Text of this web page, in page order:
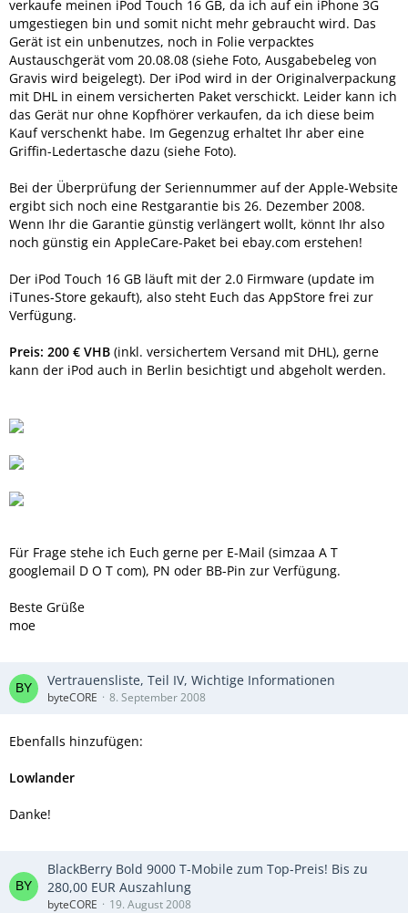
verkaufe meinen iPod Touch 16 GB, da ich auf ein iPhone 3G
umgestiegen bin und somit nicht mehr gebraucht wird. Das
Gerät ist ein unbenutzes, noch in Folie verpacktes
Austauschgerät vom 20.08.08 (siehe Foto, Ausgabebeleg von
Gravis wird beigelegt). Der iPod wird in der Originalverpackung
mit DHL in einem versicherten Paket verschickt. Leider kann ich
das Gerät nur ohne Kopfhörer verkaufen, da ich diese beim
Kauf verschenkt habe. Im Gegenzug erhaltet Ihr aber eine
Griffin-Ledertasche dazu (siehe Foto).
Bei der Überprüfung der Seriennummer auf der Apple-Website
ergibt sich noch eine Restgarantie bis 26. Dezember 2008.
Wenn Ihr die Garantie günstig verlängert wollt, könnt Ihr also
noch günstig ein AppleCare-Paket bei ebay.com erstehen!
Der iPod Touch 16 GB läuft mit der 2.0 Firmware (update im
iTunes-Store gekauft), also steht Euch das AppStore frei zur
Verfügung.
Preis: 200 € VHB (inkl. versichertem Versand mit DHL), gerne
kann der iPod auch in Berlin besichtigt und abgeholt werden.
Für Frage stehe ich Euch gerne per E-Mail (simzaa A T
googlemail D O T com), PN oder BB-Pin zur Verfügung.
Beste Grüße
moe
Vertrauensliste, Teil IV, Wichtige Informationen
byteCORE 8. September 2008
Ebenfalls hinzufügen:
Lowlander
Danke!
BlackBerry Bold 9000 T-Mobile zum Top-Preis! Bis zu
280,00 EUR Auszahlung
byteCORE 19. August 2008